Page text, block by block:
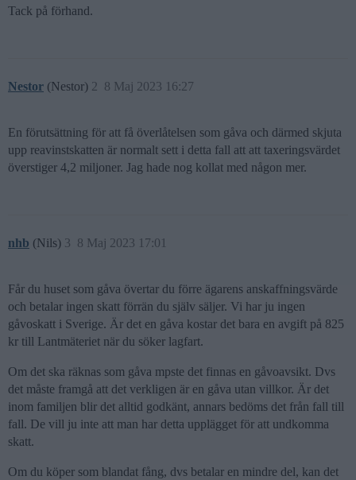
Tack på förhand.
Nestor (Nestor) 8 Maj 2023 16:27
2
En förutsättning för att få överlåtelsen som gåva och därmed skjuta
upp reavinstskatten är normalt sett i detta fall att att taxeringsvärdet
överstiger 4,2 miljoner. Jag hade nog kollat med någon mer.
nhb (Nils) 8 Maj 2023 17:01
3
Får du huset som gåva övertar du förre ägarens anskaffningsvärde
och betalar ingen skatt förrän du själv säljer. Vi har ju ingen
gåvoskatt i Sverige. Är det en gåva kostar det bara en avgift på 825
kr till Lantmäteriet när du söker lagfart.
Om det ska räknas som gåva mpste det finnas en gåvoavsikt. Dvs
det måste framgå att det verkligen är en gåva utan villkor. Är det
inom familjen blir det alltid godkänt, annars bedöms det från fall till
fall. De vill ju inte att man har detta upplägget för att undkomma
skatt.
Om du köper som blandat fång, dvs betalar en mindre del, kan det